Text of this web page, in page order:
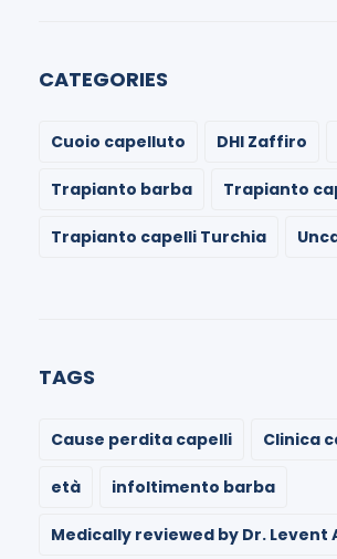
CATEGORIES
Cuoio capelluto DHI Zaffiro
Trapianto barba Trapianto
Trapianto capelli Turchia
TAGS
Cause perdita capelli Clinica
età infoltimento barba
Medically reviewed by Dr. Levent